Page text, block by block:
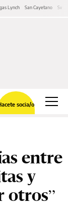
Lynch San Cayetano
socia/o
entre
y
otros”